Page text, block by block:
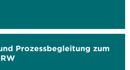
Prozessbegleitung zum